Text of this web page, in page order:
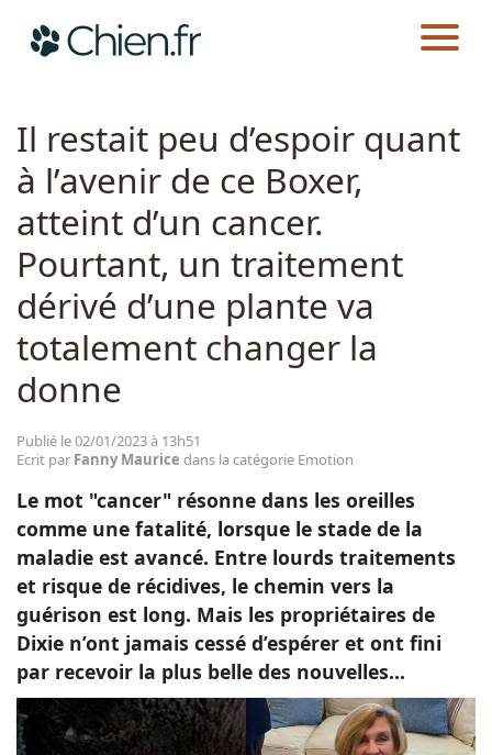
Races
Guides
CHIEN.FR ACTUALITÉS
Il restait peu d’espoir quant
à l’avenir de ce Boxer,
atteint d’un cancer.
Pourtant, un traitement
dérivé d’une plante va
totalement changer la
donne
Publié le 02/01/2023 à 13h51
Ecrit par Fanny Maurice dans la catégorie Emotion
Le mot "cancer" résonne dans les oreilles
comme une fatalité, lorsque le stade de la
maladie est avancé. Entre lourds traitements
et risque de récidives, le chemin vers la
guérison est long. Mais les propriétaires de
Dixie n’ont jamais cessé d’espérer et ont fini
par recevoir la plus belle des nouvelles…